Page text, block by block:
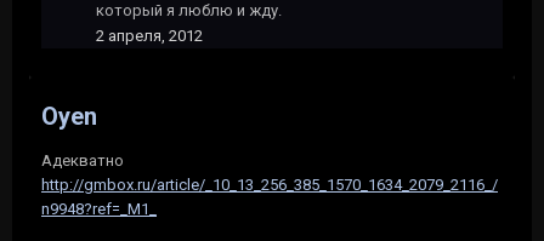
который я люблю и жду.
2 апреля, 2012
Oyen
Адекватно
http://gmbox.ru/article/_10_13_256_385_1570_1634_2079_2116_/
n9948?ref=_M1_